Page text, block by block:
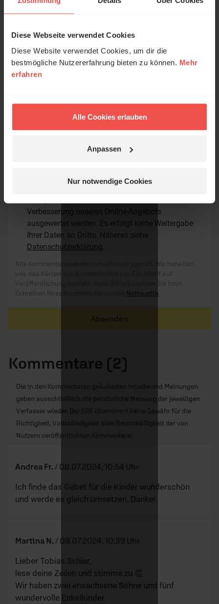
Diese Webseite verwendet Cookies
Diese Website verwendet Cookies, um dir die
bestmögliche Nutzererfahrung bieten zu können. Mehr
erfahren
Alle Cookies erlauben
Anpassen
Nur notwendige Cookies
Name:
E-Mail:
Ich bin damit einverstanden, dass meine Angaben
Verbesserung unseres Online-Angebots
ausgewertet werden. Es erfolgt keine Weitergabe
Ihrer Daten an Dritte. Näheres siehe
Datenschutzerklärung
Alle Kommentare werden redaktionell geprüft. Wir behalten
uns das Kürzen von Kommentaren vor. Ein Recht auf
Veröffentlichung besteht nicht. Bitte beachten Sie beim
Schreiben Ihres Kommentars unsere
Netiquette.
Absenden
Kommentare (2)
Die in den Kommentaren geäußerten Inhalte und Meinungen
geben ausschließlich die persönliche Meinung der jeweiligen
Verfasser wieder. Der ERF übernimmt keine Gewähr für die
Richtigkeit, Vollständigkeit oder Rechtmäßigkeit der von
Nutzern veröffentlichten Kommentare.
Andrea Fr. / 08.07.2024, 10:54 Uhr
Ich finde das Gebet für die Kinder wunderschön
und werde es gleich umsetzen. Danke!
Martina N. / 08.07.2024, 10:39 Uhr
Lieber Tobias Schier,
lese deine Zeilen und stimme zu.👏
Wir haben zwei erwachsene Söhne und fünf
wundervolle Enkelkinder.
entdecken
Nein, jetzt nicht.
© Ruth Schneider / ERF